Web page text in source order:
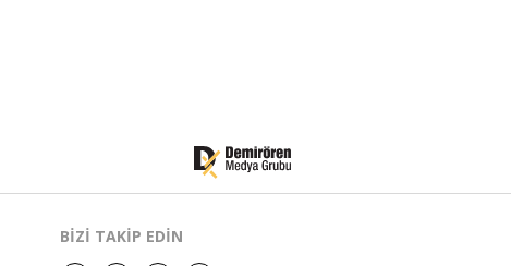
BİZİ TAKİP EDİN